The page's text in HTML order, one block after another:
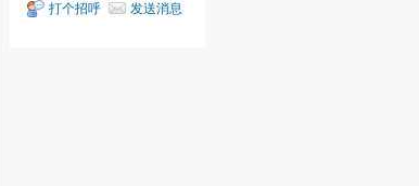
打个招呼
发送消息